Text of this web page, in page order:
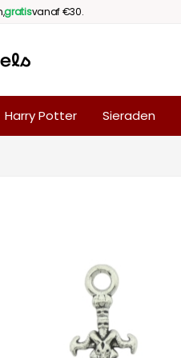
gratisvanaf €30.
Harry Potter Sieraden